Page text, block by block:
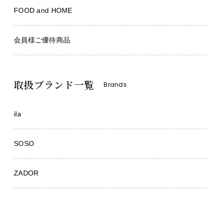
FOOD and HOME
会員様ご優待商品
取扱ブランド一覧 Brands
ila
SOSO
ZADOR